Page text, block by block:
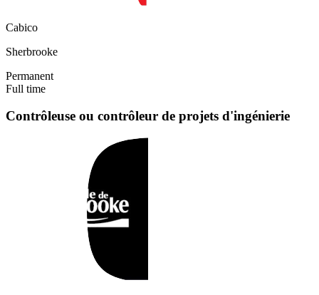
Cabico
Sherbrooke
Permanent
Full time
Contrôleuse ou contrôleur de projets d'ingénierie